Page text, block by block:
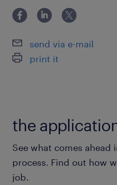
Secteur : machinerie
Poste de jour en semaine
Stationnement gratuit
Ajuster, réparer et/ou
défectueuses;
send via e-mail
print it
the
See what comes ahead
process. Find out how
job.